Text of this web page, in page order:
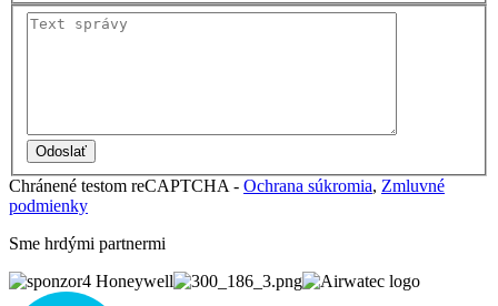
Chránené testom reCAPTCHA - Ochrana súkromia, Zmluvné
podmienky
Sme hrdými partnermi